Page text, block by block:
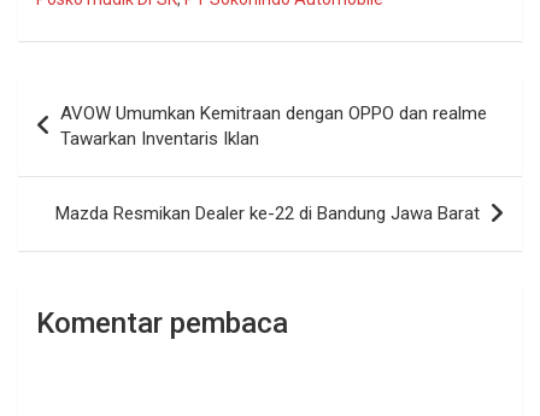
pos
AVOW Umumkan Kemitraan dengan OPPO dan realme
Tawarkan Inventaris Iklan
Mazda Resmikan Dealer ke-22 di Bandung Jawa Barat
Komentar pembaca